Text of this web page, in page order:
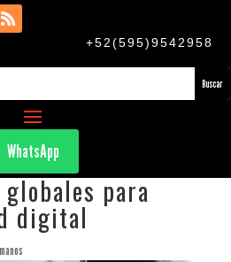
+52(595)9542958
WhatsApp
para
digital